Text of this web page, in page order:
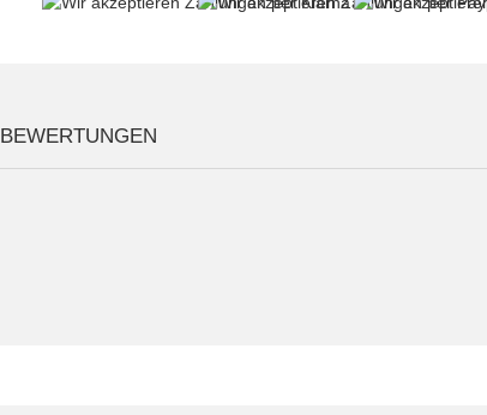
BEWERTUNGEN